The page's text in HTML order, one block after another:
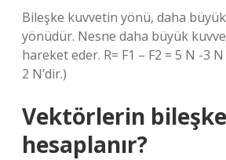
Bileşke kuvvetin yönü, daha
yönüdür. Nesne daha büyük
hareket eder. R= F1 – F2 = 5 N -3
2 N’dir.)
Vektörlerin
hesaplanır?